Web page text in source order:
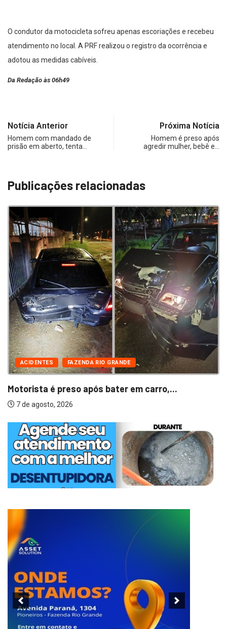
O condutor da motocicleta sofreu apenas escoriações e recebeu
atendimento no local. A PRF realizou o registro da ocorrência e
adotou as medidas cabíveis.
Da Redação às 06h49
Notícia Anterior
Homem com mandado de
prisão em aberto, tenta…
Próxima Notícia
Homem é preso após
agredir mulher, bebê e…
Publicações relacionadas
ACIDENTES FAZENDA RIO GRANDE
Motorista é preso após bater em carro,...
7 de agosto, 2026